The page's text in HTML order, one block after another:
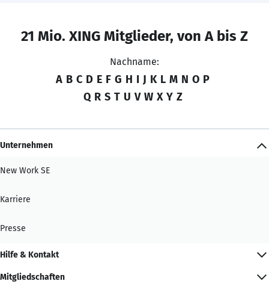
21 Mio. XING Mitglieder, von A bis Z
Nachname:
A B C D E F G H I J K L M N O P
Q R S T U V W X Y Z
Unternehmen
New Work SE
Karriere
Presse
Hilfe & Kontakt
Mitgliedschaften